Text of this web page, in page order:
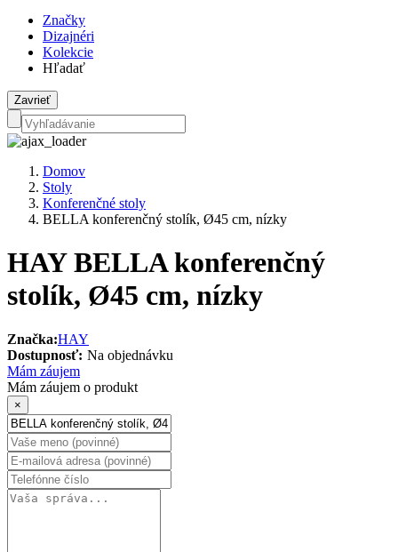
Značky
Dizajnéri
Kolekcie
Hľadať
Zavrieť
Domov
Stoly
Konferenčné stoly
BELLA konferenčný stolík, Ø45 cm, nízky
HAY BELLA konferenčný
stolík, Ø45 cm, nízky
Značka:HAY
Dostupnosť: Na objednávku
Mám záujem
Mám záujem o produkt
×